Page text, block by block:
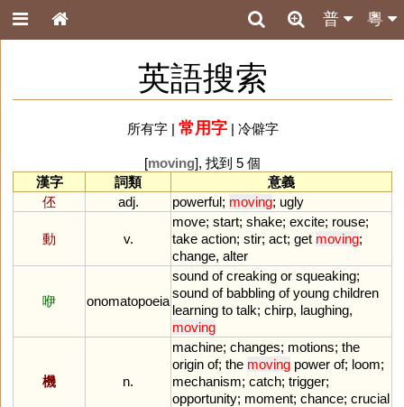
粵
普
英語搜索
所有字| 常用字| 冷僻字
[moving], 找到 5 個
漢字
詞類
意義
伾
adj. powerful; moving; ugly
動 v.
move; start; shake; excite; rouse;
take action; stir; act; get moving;
change, alter
咿 onomatopoeia
sound of creaking or squeaking;
sound of babbling of young children
learning to talk; chirp, laughing,
moving
機 n.
machine; changes; motions; the
origin of; the moving power of; loom;
mechanism; catch; trigger;
opportunity; moment; chance; crucial